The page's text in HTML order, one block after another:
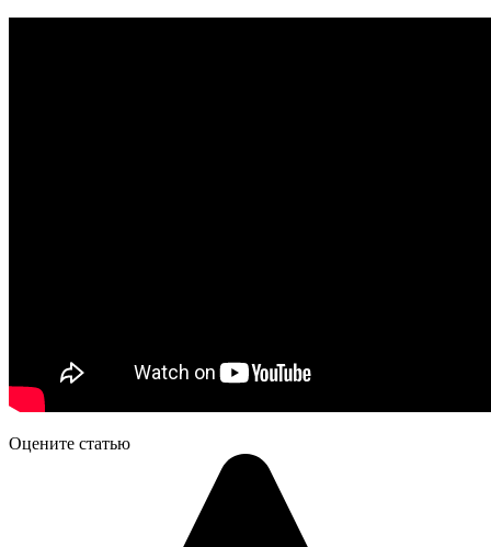
Оцените статью